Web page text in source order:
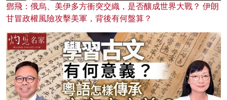
鄧飛：俄烏、美伊多方衝突交織，是否釀成世界大戰？ 伊朗
甘冒政權風險攻擊美軍，背後有何盤算？